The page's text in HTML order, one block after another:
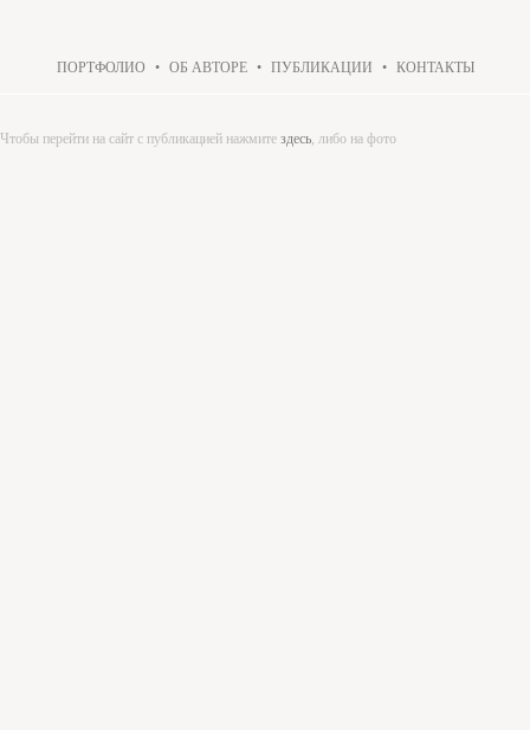
ПОРТФОЛИО • ОБ АВТОРЕ • ПУБЛИКАЦИИ • КОНТАКТЫ
Чтобы перейти на сайт с публикацией нажмите здесь, либо на фото